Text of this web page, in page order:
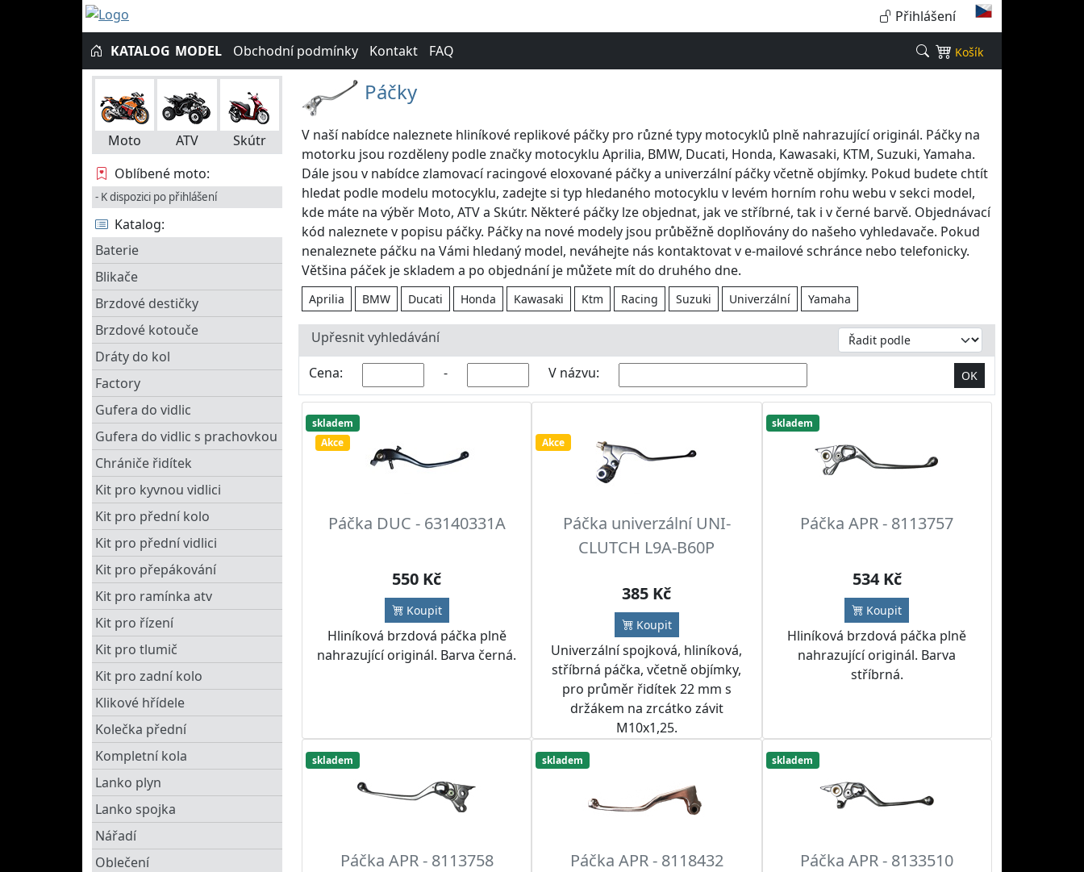
Přihlášení
KATALOG MODEL Obchodní podmínky Kontakt FAQ Košík
Moto ATV
Skútr
Oblíbené moto:
- K dispozici po přihlášení
Katalog:
Baterie
Blikače
Brzdové destičky
Brzdové kotouče
Dráty do kol
Factory
Gufera do vidlic
Gufera do vidlic s prachovkou
Chrániče řidítek
Kit pro kyvnou vidlici
Kit pro přední kolo
Kit pro přední vidlici
Kit pro přepákování
Kit pro ramínka atv
Kit pro řízení
Kit pro tlumič
Kit pro zadní kolo
Klikové hřídele
Kolečka přední
Kompletní kola
Lanko plyn
Lanko spojka
Nářadí
Oblečení
Páčky
V naší nabídce naleznete hliníkové replikové páčky pro různé typy motocyklů plně nahrazující originál. Páčky na
motorku jsou rozděleny podle značky motocyklu Aprilia, BMW, Ducati, Honda, Kawasaki, KTM, Suzuki, Yamaha.
Dále jsou v nabídce zlamovací racingové eloxované páčky a univerzální páčky včetně objímky. Pokud budete chtít
hledat podle modelu motocyklu, zadejte si typ hledaného motocyklu v levém horním rohu webu v sekci model,
kde máte na výběr Moto, ATV a Skútr. Některé páčky lze objednat, jak ve stříbrné, tak i v černé barvě. Objednávací
kód naleznete v popisu páčky. Páčky na nové modely jsou průběžně doplňovány do našeho vyhledavače. Pokud
nenaleznete páčku na Vámi hledaný model, neváhejte nás kontaktovat v e-mailové schránce nebo telefonicky.
Většina páček je skladem a po objednání je můžete mít do druhého dne.
Aprilia BMW Ducati Honda Kawasaki Ktm Racing Suzuki Univerzální Yamaha
Upřesnit vyhledávání
Cena:
- V názvu: OK
skladem
Akce
Páčka DUC - 63140331A
550 Kč
Koupit
Hliníková brzdová páčka plně
nahrazující originál. Barva černá.
Akce
Páčka univerzální UNI-
CLUTCH L9A-B60P
385 Kč
Koupit
Univerzální spojková, hliníková,
stříbrná páčka, včetně objímky,
pro průměr řidítek 22 mm s
držákem na zrcátko závit
M10x1,25.
skladem
Páčka APR - 8113757
534 Kč
Koupit
Hliníková brzdová páčka plně
nahrazující originál. Barva
stříbrná.
skladem
Páčka APR - 8113758
skladem
Páčka APR - 8118432
skladem
Páčka APR - 8133510